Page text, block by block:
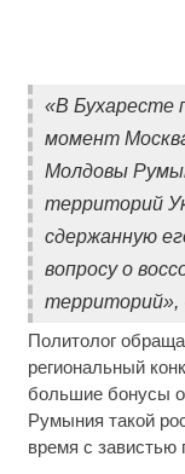
«В Бухаресте
момент
Молдовы
территорий
сдержанную
вопросу о
территорий»,
Политолог
региональный
большие бонусы
Румыния такой
время с завистью